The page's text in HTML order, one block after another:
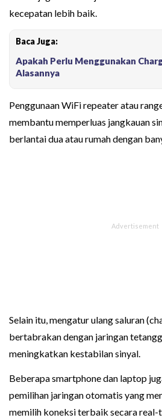
kecepatan lebih baik.
Baca Juga:
Apakah Perlu Menggunakan
Alasannya
Penggunaan WiFi repeater atau
membantu memperluas jangkauan
berlantai dua atau rumah dengan
Selain itu, mengatur ulang saluran
bertabrakan dengan jaringan
meningkatkan kestabilan sinyal.
Beberapa smartphone dan laptop
pemilihan jaringan otomatis yang
memilih koneksi terbaik secara real-